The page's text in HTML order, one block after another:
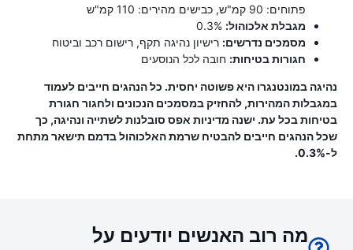
פתוחים: 90 קמ"ש, כבישים מהירים: 110 קמ"ש
מגבלת אלכוהול:
מסמכים נדרשים: רישיון נהיגה תקף, רישום רכב וביטוח
חגורות בטיחות: חובה לכל הנוסעים
נהיגה במונטנגרו היא פשוטה יחסית. כל הנהגים חייבים לעמוד
במגבלות המהירות, להחזיק במסמכים הנכונים ולחגור חגורת
בטיחות בכל עת. ישנה מדיניות אפס סובלנות לשתייה ונהיגה, כך
שכל הנהגים חייבים להבטיח שרמת האלכוהול בדמם תישאר מתחת
ל-0.3%.
מה רוב האנשים יודעים על